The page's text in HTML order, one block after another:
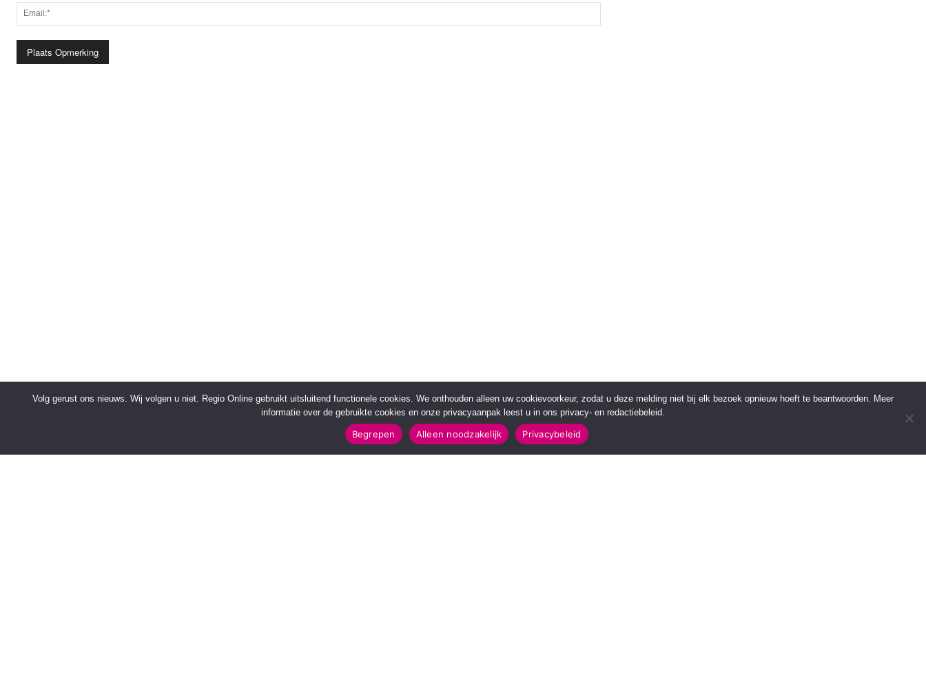
Volg gerust ons nieuws. Wij volgen u niet. Regio Online gebruikt uitsluitend functionele cookies. We onthouden alleen uw cookievoorkeur, zodat u deze melding niet bij elk bezoek opnieuw hoeft te beantwoorden. Meer
informatie over de gebruikte cookies en onze privacyaanpak leest u in ons privacy- en redactiebeleid.
Begrepen Alleen noodzakelijk Privacybeleid